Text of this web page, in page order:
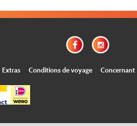
Extras Conditions de voyage